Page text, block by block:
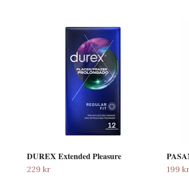
DUREX Extended Pleasure
229 kr 199